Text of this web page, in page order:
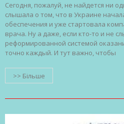
Сегодня, пожалуй, не найдется ни
слышала о том, что в Украине
обеспечения и уже стартовала
врача. Ну а даже, если кто-то и не
реформированной системой
точно каждый. И тут важно, чтобы
>> Більше